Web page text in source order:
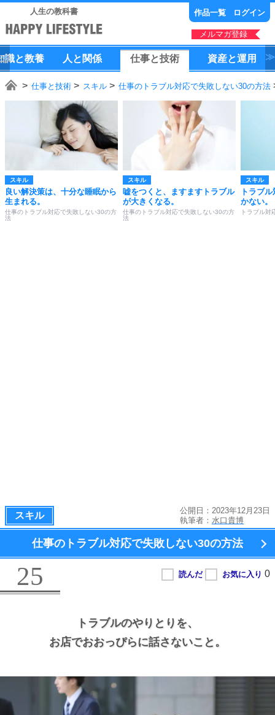
人生の教科書 作品一覧 ログイン
メルマガ登録
識と教養 人 と 関係 仕事と技術 資産と運用
仕事と技術 スキル 仕事のトラブル対応で失敗しない30の方法
スキル
良い解決策は、十分な睡眠から
生まれる。
仕事のトラブル対応で失敗しない30の方
法
スキル
嘘をつくと、ますますトラブル
が大きくなる。
仕事のトラブル対応で失敗しない30の方
法
スキル
トラブ
かない。
トラブル対
スキル
公開日：2023年12月23日
執筆者： 水口貴博
仕事のトラブル対応で失敗しない30の方法
25
トラブルのやりとりを、
お店でおおっぴらに話さないこと。